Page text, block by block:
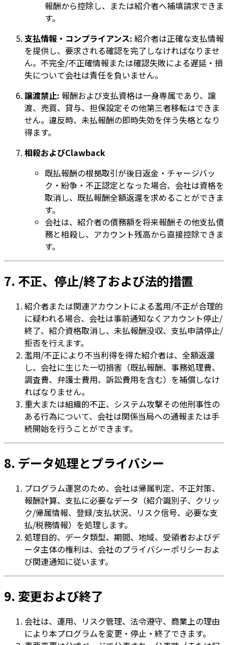
報酬から控除し、または紹介者へ補填請求できま
す。
支払情報・コンプライアンス: 紹介者は正確な支払情報
を提供し、要求される確認を完了しなければなりませ
ん。不完全/不正確情報または確認失敗による遅延・損
失について会社は責任を負いません。
譲渡禁止: 報酬および支払資格は一身専属であり、譲
渡、売買、貸与、担保設定その他第三者移転はできま
せん。違反時、未払報酬の即時失効を伴う失格となり
得ます。
相殺およびClawback
既払報酬の根拠取引が後日返金・チャージバッ
ク・紛争・不正認定となった場合、会社は資格を
取消し、既払報酬全額返還を求めることができま
す。
会社は、紹介者の債務額を将来報酬その他支払債
務と相殺し、アカウント残高から直接控除できま
す。
7. 不正、停止/終了および法的措置
紹介者または関連アカウントによる濫用/不正が合理的
に疑われる場合、会社は事前通知なくアカウント停止/
終了、紹介資格取消し、未払報酬没収、支払申請停止/
拒否を行えます。
濫用/不正により不当利得を得た紹介者は、全額返還
し、会社に生じた一切損害（既払報酬、事務処理費、
調査費、弁護士費用、訴訟費用を含む）を補償しなけ
ればなりません。
重大または組織的不正、システム攻撃その他刑事性の
ある行為について、会社は関係当局への通報または手
続開始を行うことができます。
8. データ処理とプライバシー
プログラム運営のため、会社は帰属判定、不正対策、
報酬計算、支払に必要なデータ（紹介識別子、クリッ
ク/帰属情報、登録/支払状況、リスク信号、必要な支
払/税務情報）を処理します。
処理目的、データ類型、期間、地域、受領者およびデ
ータ主体の権利は、会社のプライバシーポリシーおよ
び関連通知に従います。
9. 変更および終了
会社は、運用、リスク管理、法令遵守、商業上の理由
により本プログラムを変更・停止・終了できます。